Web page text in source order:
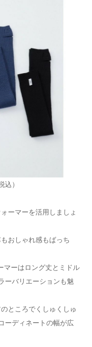
）
ーマーを活用しましょ
おしゃれ感もばっち
マーはロング丈とミドル
ーバリエーションも魅
ところでくしゅくしゅ
ーディネートの幅が広